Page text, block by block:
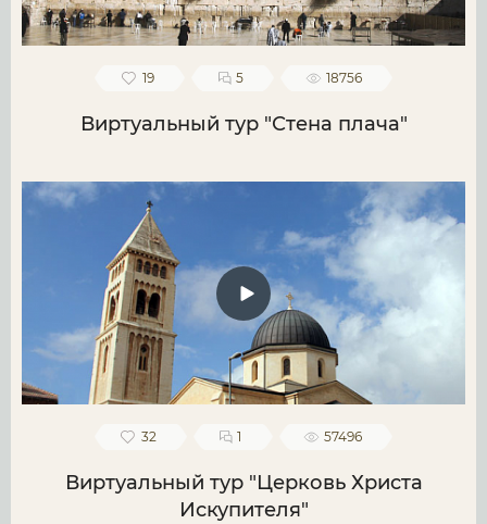
19 5 18756
Виртуальный тур "Стена плача"
32 1 57496
Виртуальный тур "Церковь Христа
Искупителя"